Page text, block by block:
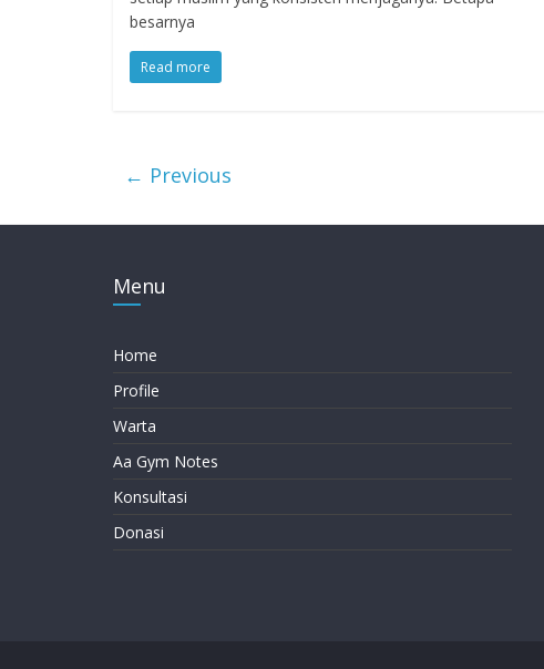
besarnya
Read more
← Previous
Menu
Home
Profile
Warta
Aa Gym Notes
Konsultasi
Donasi